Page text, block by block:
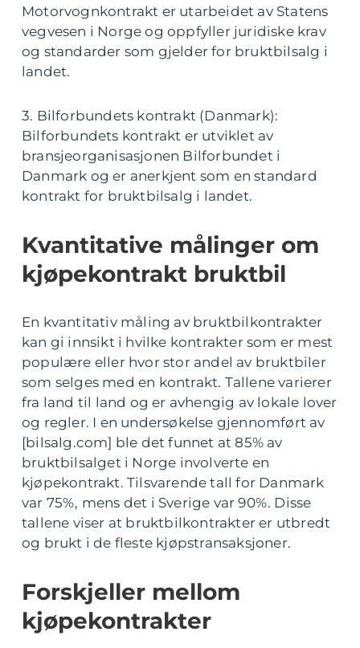
Motorvognkontrakt er utarbeidet av Statens
vegvesen i Norge og oppfyller juridiske krav
og standarder som gjelder for bruktbilsalg i
landet.
3. Bilforbundets kontrakt (Danmark):
Bilforbundets kontrakt er utviklet av
bransjeorganisasjonen Bilforbundet i
Danmark og er anerkjent som en standard
kontrakt for bruktbilsalg i landet.
Kvantitative målinger om
kjøpekontrakt bruktbil
En kvantitativ måling av bruktbilkontrakter
kan gi innsikt i hvilke kontrakter som er mest
populære eller hvor stor andel av bruktbiler
som selges med en kontrakt. Tallene varierer
fra land til land og er avhengig av lokale lover
og regler. I en undersøkelse gjennomført av
[bilsalg.com] ble det funnet at 85% av
bruktbilsalget i Norge involverte en
kjøpekontrakt. Tilsvarende tall for Danmark
var 75%, mens det i Sverige var 90%. Disse
tallene viser at bruktbilkontrakter er utbredt
og brukt i de fleste kjøpstransaksjoner.
Forskjeller mellom
kjøpekontrakter